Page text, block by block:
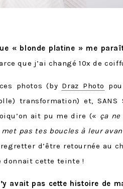
« blonde platine » me
que j’ai changé 10x de
photos (by Draz Photo
transformation) et, SANS
ait pu me dire (« ça
met pas tes boucles à leur
d’être retournée au
donnait cette teinte !
avait pas cette histoire de